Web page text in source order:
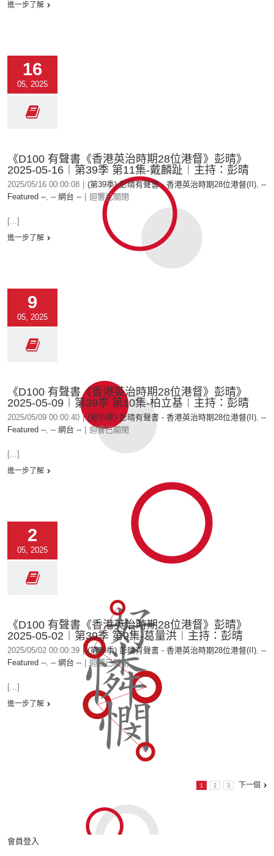
進一步了解
16
05, 2025
《D100 有聲書《香港英治時期28位港督》彭晴》
2025-05-16︱第39季 第11集-戴麟趾︱主持：彭晴
2025/05/16 00:00:08 (第39季) 彭晴有聲書 - 香港英治時期28位港督(II), --
Featured --, -- 網台 -- 迴響已關閉
[...]
進一步了解
9
05, 2025
《D100 有聲書《香港英治時期28位港督》彭晴》
2025-05-09︱第39季 第10集-柏立基︱主持：彭晴
2025/05/09 00:00:40 | (第39季) 彭晴有聲書 - 香港英治時期28位港督(II), --
Featured --, -- 網台 -- 迴響已關閉
[...]
進一步了解
2
05, 2025
《D100 有聲書《香港英治時期28位港督》彭晴》
2025-05-02︱第39季 第9集-葛量洪︱主持：彭晴
2025/05/02 00:00:39 | (第39季) 彭晴有聲書 - 香港英治時期28位港督(II), --
Featured --, -- 網台 -- 迴響已關閉
[...]
進一步了解
1 2 3 下一個
會員登入